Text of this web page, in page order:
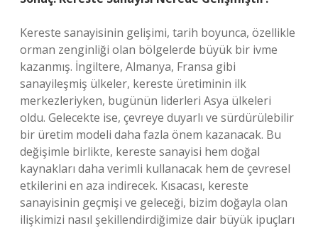
Kereste sanayisinin gelişimi, tarih boyunca, özellikle
orman zenginliği olan bölgelerde büyük bir ivme
kazanmış. İngiltere, Almanya, Fransa gibi
sanayileşmiş ülkeler, kereste üretiminin ilk
merkezleriyken, bugünün liderleri Asya ülkeleri
oldu. Gelecekte ise, çevreye duyarlı ve sürdürülebilir
bir üretim modeli daha fazla önem kazanacak. Bu
değişimle birlikte, kereste sanayisi hem doğal
kaynakları daha verimli kullanacak hem de çevresel
etkilerini en aza indirecek. Kısacası, kereste
sanayisinin geçmişi ve geleceği, bizim doğayla olan
ilişkimizi nasıl şekillendirdiğimize dair büyük ipuçları